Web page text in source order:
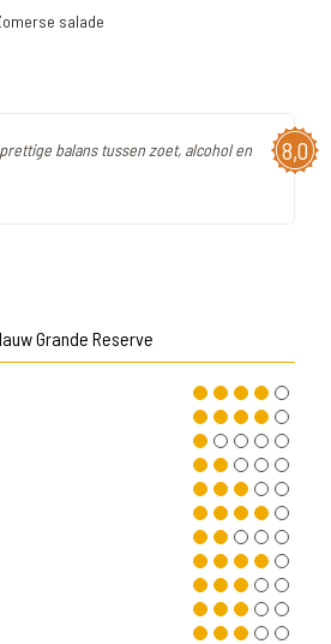
salade
8,0
balans tussen zoet, alcohol en
Grande Reserve